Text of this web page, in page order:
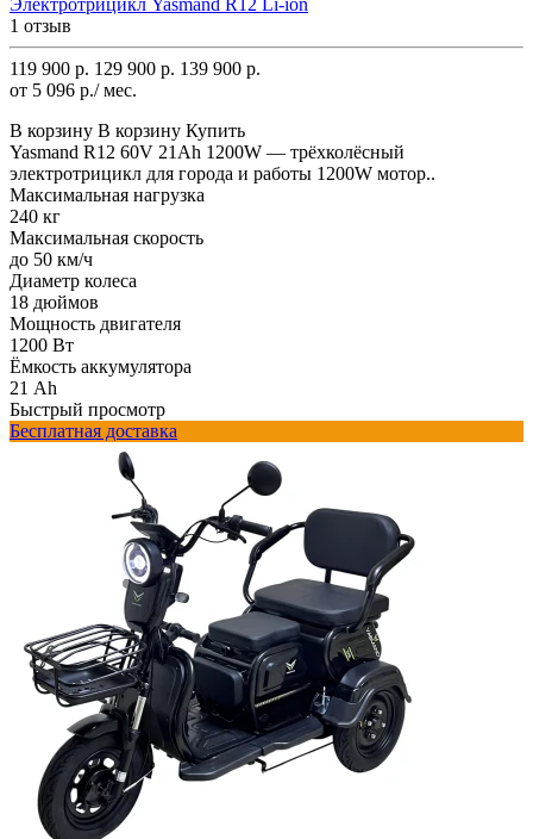
1 отзыв
119 900 р. 129 900 р. 139 900 р.
от 5 096 р./ мес.
В корзину В корзину Купить
Yasmand R12 60V 21Ah 1200W — трёхколёсный
электротрицикл для города и работы 1200W мотор..
Максимальная нагрузка
240 кг
Максимальная скорость
до 50 км/ч
Диаметр колеса
18 дюймов
Мощность двигателя
1200 Вт
Ёмкость аккумулятора
21 Ah
Быстрый просмотр
Бесплатная доставка